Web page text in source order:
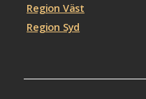
Region Väst
Region Syd